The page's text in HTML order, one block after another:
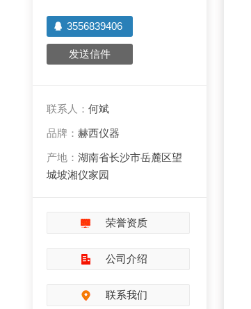
3556839406
发送信件
联系人：何斌
品牌：赫西仪器
产地：湖南省长沙市岳麓区望
城坡湘仪家园
荣誉资质
公司介绍
联系我们